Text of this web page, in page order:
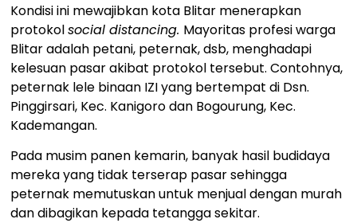
manfaat. Dok. IZI
Kondisi ini mewajibkan kota Blitar menerapkan
protokolsocial distancing. Mayoritas profesi warga
Blitar adalah petani, peternak, dsb, menghadapi
kelesuan pasar akibat protokol tersebut. Contohnya,
peternak lele binaan IZI yang bertempat di Dsn.
Pinggirsari, Kec. Kanigoro dan Bogourung, Kec.
Kademangan.
Pada musim panen kemarin, banyak hasil budidaya
mereka yang tidak terserap pasar sehingga
peternak memutuskan untuk menjual dengan murah
dan dibagikan kepada tetangga sekitar.